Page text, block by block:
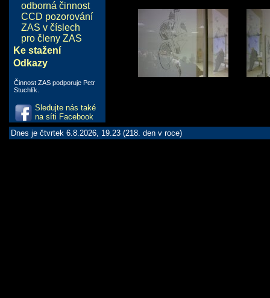
odborná činnost
CCD pozorování
ZAS v číslech
pro členy ZAS
Ke stažení
Odkazy
Činnost ZAS podporuje Petr
Stuchlík.
Sledujte nás také
na síti Facebook
Dnes je čtvrtek 6.8.2026, 19.23 (218. den v roce)